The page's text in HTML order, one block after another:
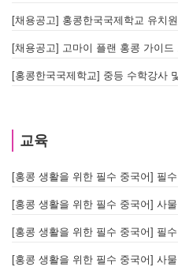
[채용공고] 홍콩한국국제학교 유치
[채용공고] 고마이 플랜 홍콩 가이
[홍콩한국국제학교] 중등 수학강사
교육
[홍콩 생활을 위한 필수 중국어] 필
[홍콩 생활을 위한 필수 중국어] 사
[홍콩 생활을 위한 필수 중국어] 필
[홍콩 생활을 위한 필수 중국어] 사